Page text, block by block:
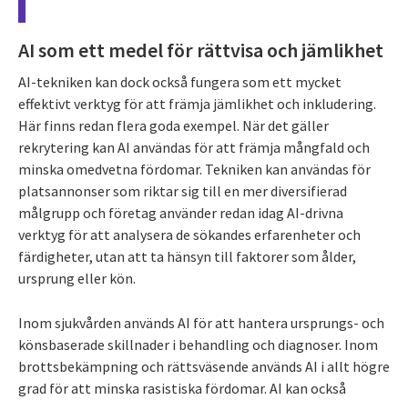
AI som ett medel för rättvisa och jämlikhet
AI-tekniken kan dock också fungera som ett mycket
effektivt verktyg för att främja jämlikhet och inkludering.
Här finns redan flera goda exempel. När det gäller
rekrytering kan AI användas för att främja mångfald och
minska omedvetna fördomar. Tekniken kan användas för
platsannonser som riktar sig till en mer diversifierad
målgrupp och företag använder redan idag AI-drivna
verktyg för att analysera de sökandes erfarenheter och
färdigheter, utan att ta hänsyn till faktorer som ålder,
ursprung eller kön.
Inom sjukvården används AI för att hantera ursprungs- och
könsbaserade skillnader i behandling och diagnoser. Inom
brottsbekämpning och rättsväsende används AI i allt högre
grad för att minska rasistiska fördomar. AI kan också